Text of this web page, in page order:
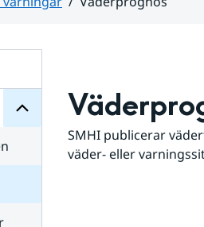
för
SMHI publicerar
väder- eller